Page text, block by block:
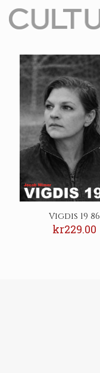
Vigdis 19 86
kr229.00